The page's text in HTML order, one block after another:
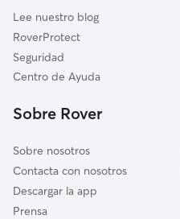
Cúllar Vega
Albolote
Maracena
Ventas de Huelma
Lee nuestro blog
RoverProtect
Seguridad
Centro de Ayuda
Sobre Rover
Sobre nosotros
Contacta con nosotros
Descargar la app
Prensa